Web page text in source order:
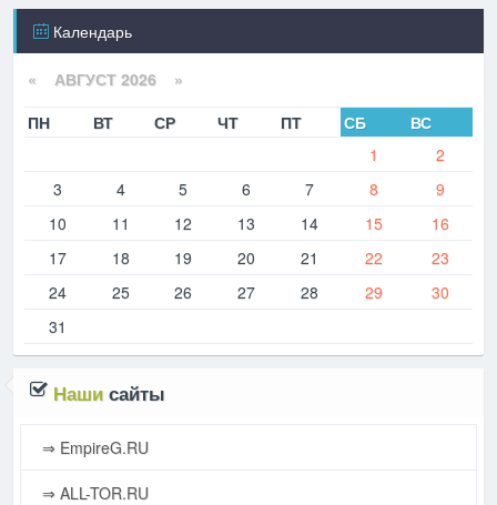
Календарь
« АВГУСТ 2026 »
ПН
ВТ СР ЧТ ПТ СБ
ВС
1
2
3
4 5 6 7 8
9
10
11 12 13 14 15
16
17
18 19 20 21 22
23
24
25 26 27 28 29
30
31
Наши сайты
⇒ EmpireG.RU
⇒ ALL-TOR.RU